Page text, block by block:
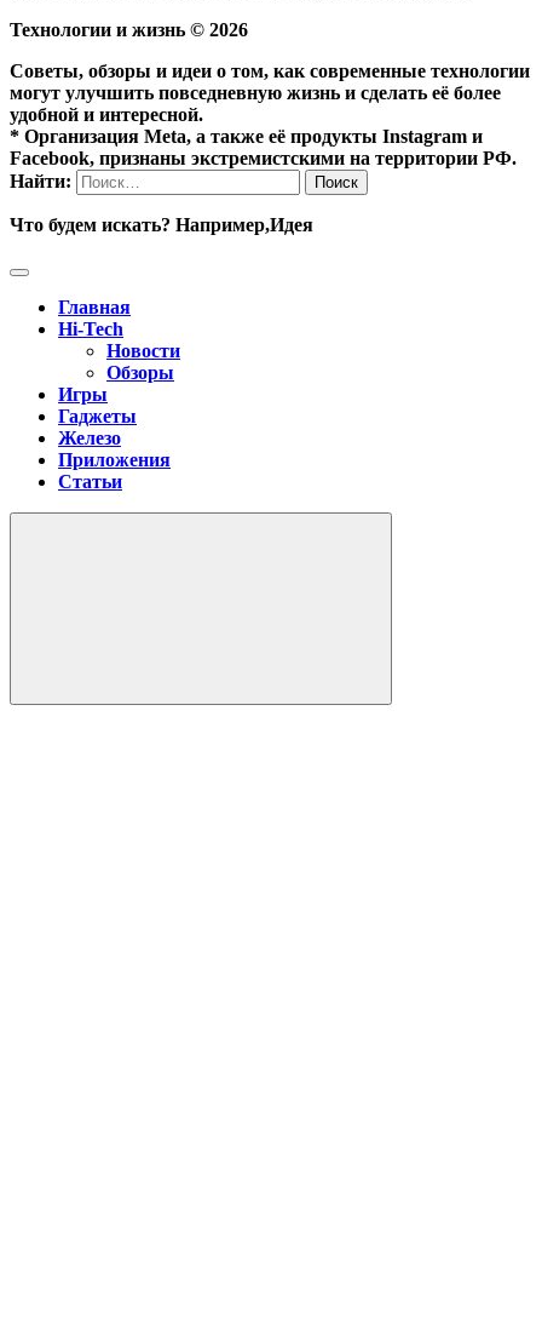
Технологии и жизнь © 2026
Советы, обзоры и идеи о том, как современные технологии
могут улучшить повседневную жизнь и сделать её более
удобной и интересной.
* Организация Meta, а также её продукты Instagram и
Facebook, признаны экстремистскими на территории РФ.
Найти:
Что будем искать? Например,Идея
Главная
Hi-Tech
Новости
Обзоры
Игры
Гаджеты
Железо
Приложения
Статьи